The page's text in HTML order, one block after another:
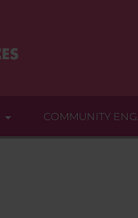
COMMUNITY